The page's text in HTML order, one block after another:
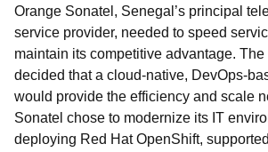
Orange Sonatel, Senegal’s principal
service provider, needed to speed
maintain its competitive advantage.
decided that a cloud-native, DevOps-
would provide the efficiency and scale
Sonatel chose to modernize its IT
deploying Red Hat OpenShift,